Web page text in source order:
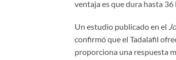
ventaja es que dura hasta 36
Un estudio publicado en el
confirmó que el Tadalafil
proporciona una respuesta